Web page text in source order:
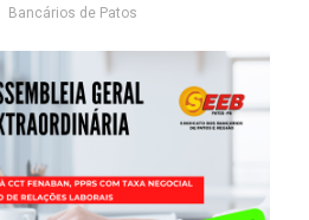
Bancários de Patos